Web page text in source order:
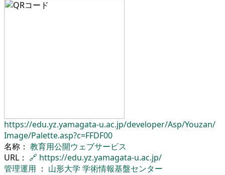
https://edu.yz.yamagata-u.ac.jp/developer/Asp/Youzan/
Image/Palette.asp?c=FFDF00
名称： 教育用公開ウェブサービス
URL： 🔗 https://edu.yz.yamagata-u.ac.jp/
管理運用 ： 山形大学 学術情報基盤センター